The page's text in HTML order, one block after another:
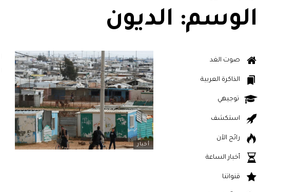
الوسم: الديون
أخبار
صوت الغد
الذاكرة العربية
توجيهي
استكشف
رائج الآن
أخبار الساعة
قنواتنا